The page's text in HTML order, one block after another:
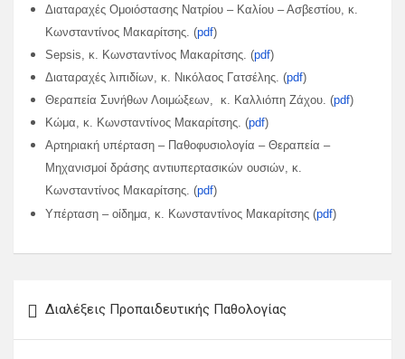
Διαταραχές Ομοιόστασης Νατρίου – Καλίου – Ασβεστίου, κ.
Κωνσταντίνος Μακαρίτσης. (pdf)
Sepsis, κ. Κωνσταντίνος Μακαρίτσης. (pdf)
Διαταραχές λιπιδίων, κ. Νικόλαος Γατσέλης. (pdf)
Θεραπεία Συνήθων Λοιμώξεων, κ. Καλλιόπη Ζάχου. (pdf)
Κώμα, κ. Κωνσταντίνος Μακαρίτσης. (pdf)
Αρτηριακή υπέρταση – Παθοφυσιολογία – Θεραπεία –
Μηχανισμοί δράσης αντιυπερτασικών ουσιών, κ.
Κωνσταντίνος Μακαρίτσης. (pdf)
Υπέρταση – οίδημα, κ. Κωνσταντίνος Μακαρίτσης (pdf)
άρθρων
Διαλέξεις Προπαιδευτικής Παθολογίας